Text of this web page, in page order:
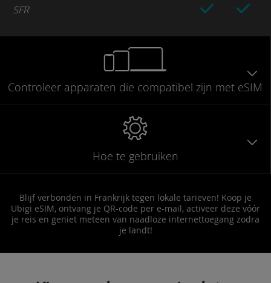
SFR
Controleer apparaten die compatibel zijn met eSIM
Hoe te gebruiken
Blijf verbonden in Frankrijk tegen lokale tarieven! Koop je
Ubigi eSIM, ontvang je QR-code per e-mail, activeer deze vóór
je reis en geniet meteen van naadloze internettoegang zodra
je landt!